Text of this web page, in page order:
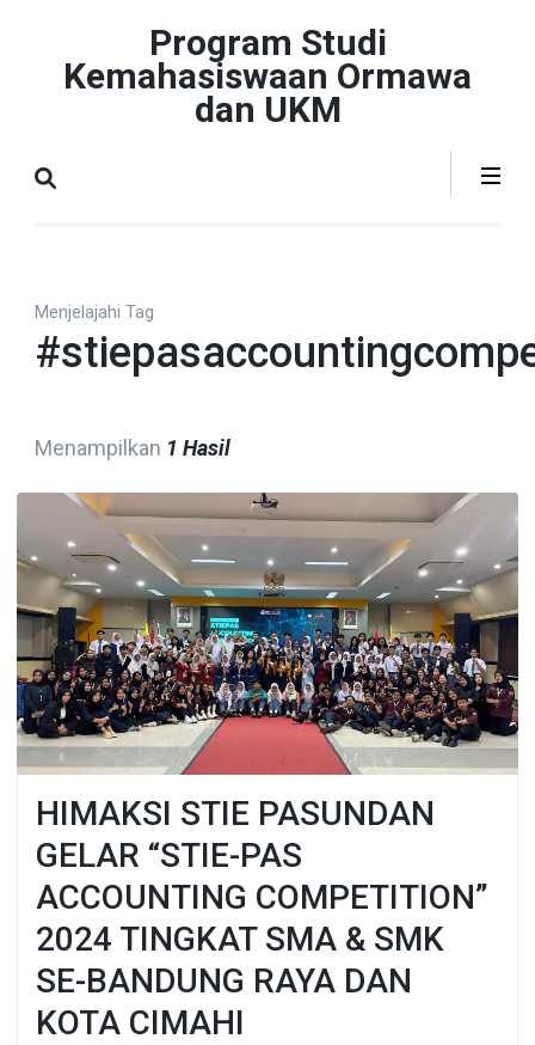
Program Studi
Kemahasiswaan Ormawa
dan UKM
Menjelajahi Tag
Menampilkan 1 Hasil
HIMAKSI STIE PASUNDAN
GELAR “STIE-PAS
ACCOUNTING COMPETITION”
2024 TINGKAT SMA & SMK
SE-BANDUNG RAYA DAN
KOTA CIMAHI